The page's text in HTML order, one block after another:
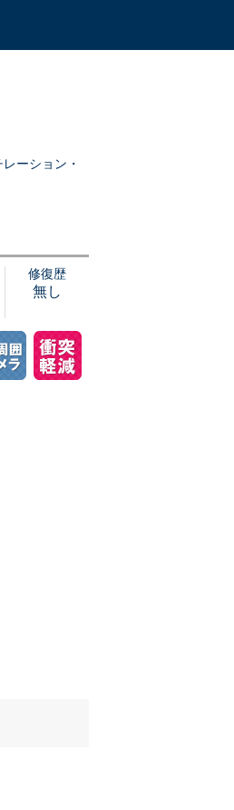
ーション・
音質スピーカやパワーシートなど快適装備盛
ます。
修復歴
無し